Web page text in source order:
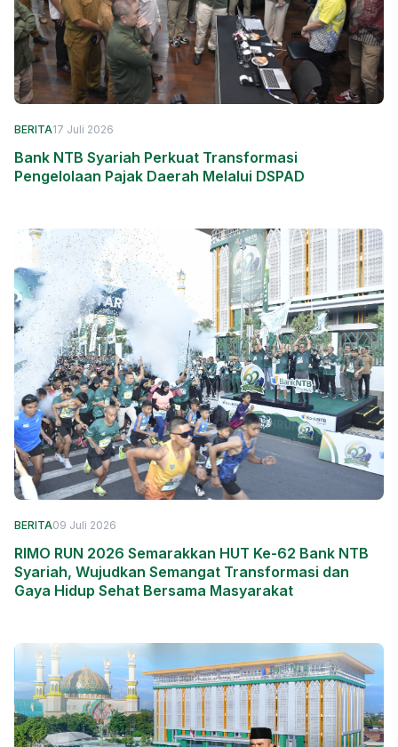
BERITA17 Juli 2026
Bank NTB Syariah Perkuat Transformasi
Pengelolaan Pajak Daerah Melalui DSPAD
BERITA09 Juli 2026
RIMO RUN 2026 Semarakkan HUT Ke-62 Bank NTB
Syariah, Wujudkan Semangat Transformasi dan
Gaya Hidup Sehat Bersama Masyarakat